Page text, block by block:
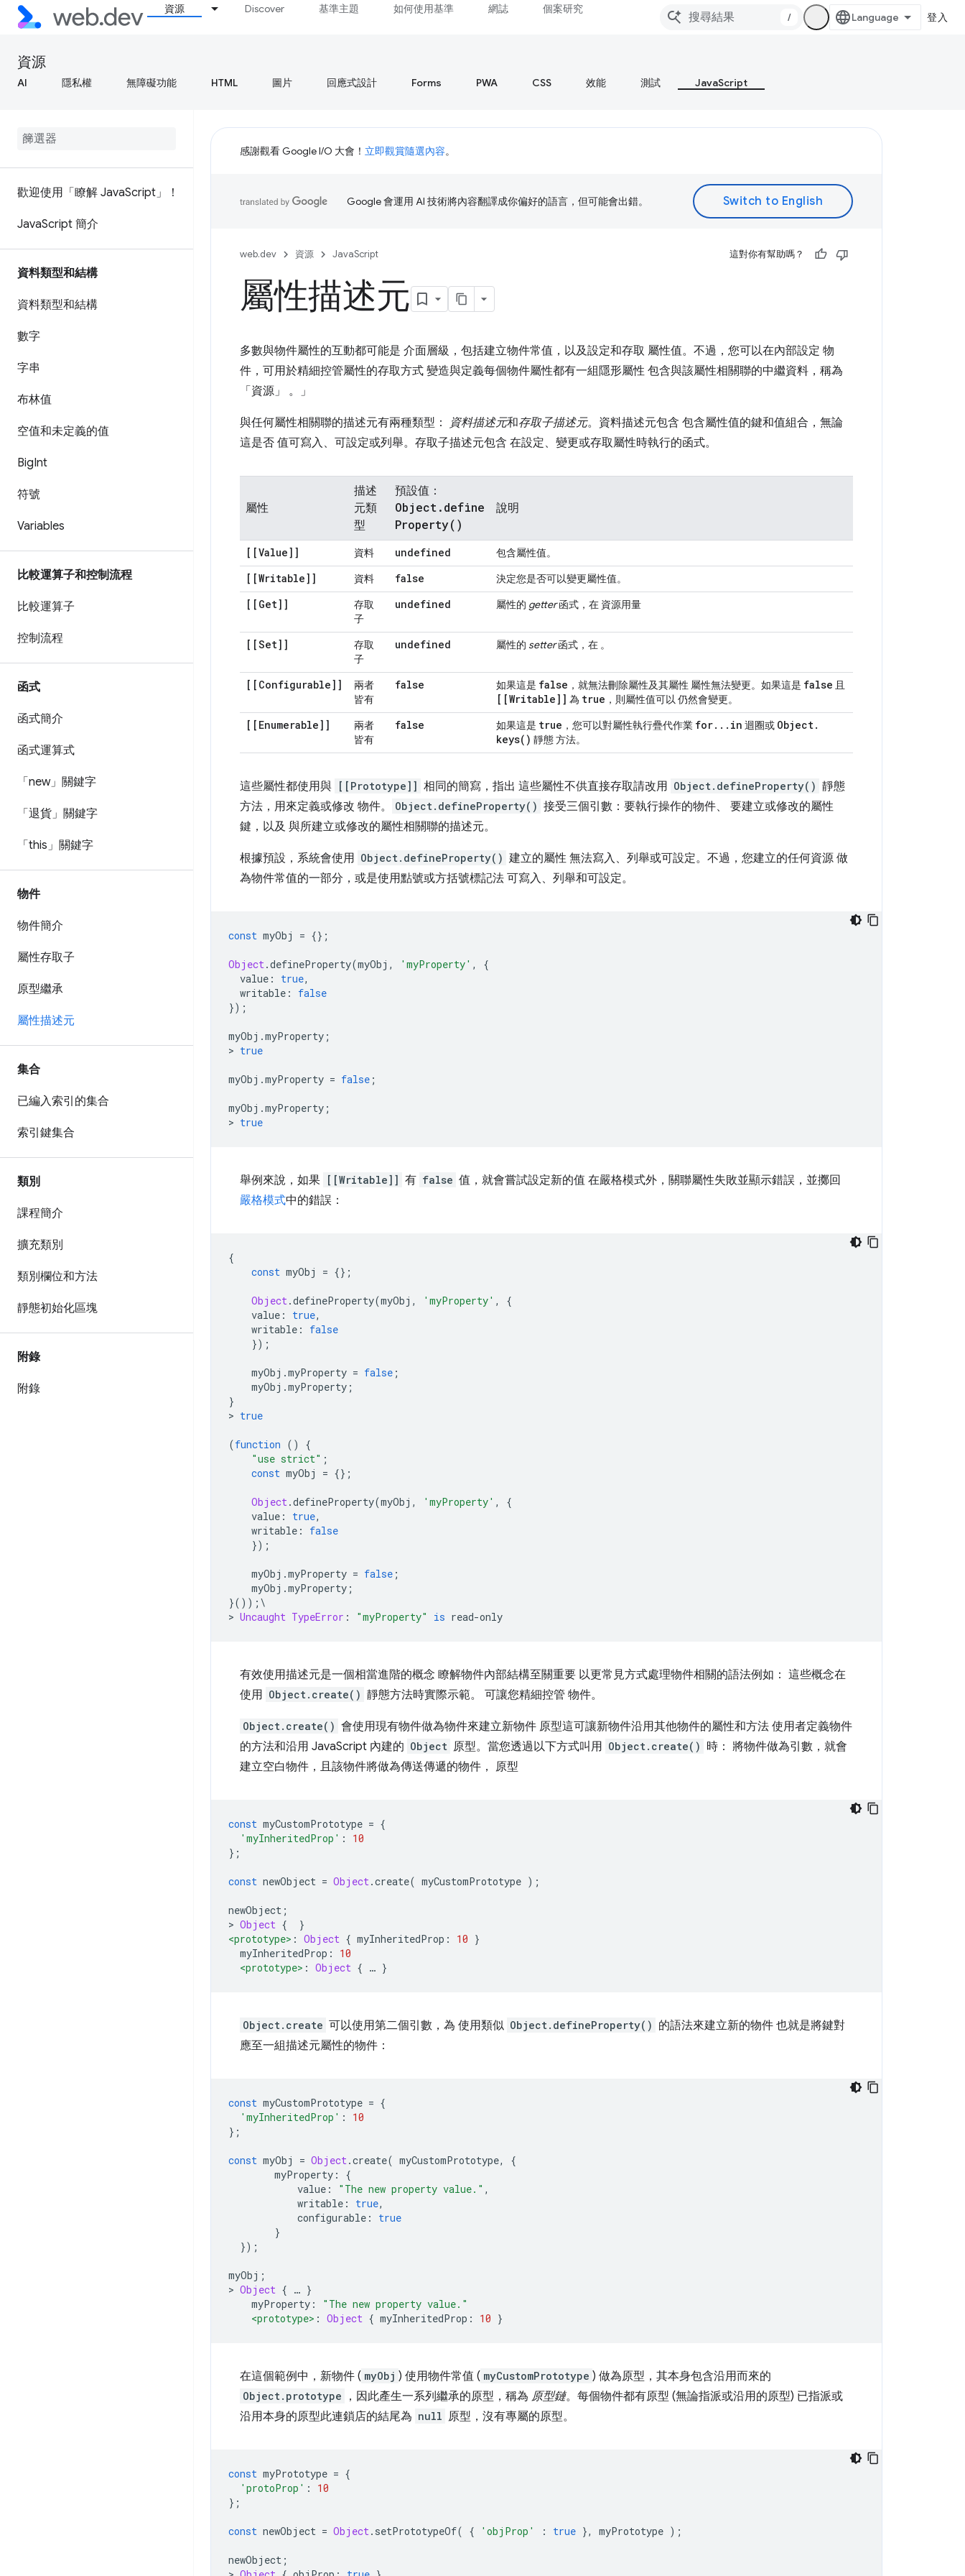
資源 Discover 基準主題 如何使用基準 網誌 個案研究
/ 登入
資源
AI 隱私權 無障礙功能 HTML 圖片 回應式設計 Forms PWA CSS 效能 測試 JavaScript
歡迎使用「瞭解 JavaScript」！
JavaScript 簡介
資料類型和結構
資料類型和結構
數字
字串
布林值
空值和未定義的值
BigInt
符號
Variables
比較運算子和控制流程
比較運算子
控制流程
函式
函式簡介
函式運算式
「new」關鍵字
「退貨」關鍵字
「this」關鍵字
物件
物件簡介
屬性存取子
原型繼承
屬性描述元
集合
已編入索引的集合
索引鍵集合
類別
課程簡介
擴充類別
類別欄位和方法
靜態初始化區塊
附錄
附錄
感謝觀看 Google I/O 大會！ 立即觀賞隨選內容。
Google 會運用 AI 技術將內容翻譯成你偏好的語言，但可能會出錯。
web.dev 資源 JavaScript 這對你有幫助嗎？
屬性描述元
多數與物件屬性的互動都可能是 介面層級，包括建立物件常值，以及設定和存取 屬性值。不過，您可以在內部設定 物
件，可用於精細控管屬性的存取方式 變造與定義每個物件屬性都有一組隱形屬性 包含與該屬性相關聯的中繼資料，稱為
「資源」 。」
與任何屬性相關聯的描述元有兩種類型： 資料描述元和存取子描述元。資料描述元包含 包含屬性值的鍵和值組合，無論
這是否 值可寫入、可設定或列舉。存取子描述元包含 在設定、變更或存取屬性時執行的函式。
屬性
描述
元類
型
預設值：
Object.define
Property()
說明
[[Value]] 資料 undefined 包含屬性值。
[[Writable]] 資料 false 決定您是否可以變更屬性值。
[[Get]]
存取
子
undefined 屬性的 getter函式，在 資源用量
[[Set]]
存取
子
undefined 屬性的 setter函式，在 。
[[Configurable]]
兩者
皆有
false 如果這是 false ，就無法刪除屬性及其屬性 屬性無法變更。如果這是 false 且
[[Writable]] 為 true ，則屬性值可以 仍然會變更。
[[Enumerable]]
兩者
皆有
false 如果這是 true ，您可以對屬性執行疊代作業 for. . . in 迴圈或 Object.
keys( ) 靜態 方法。
這些屬性都使用與 [[Prototype]] 相同的簡寫，指出 這些屬性不供直接存取請改用 Object.defineProperty() 靜態
方法，用來定義或修改 物件。
Object.defineProperty() 接受三個引數：要執行操作的物件、 要建立或修改的屬性
鍵，以及 與所建立或修改的屬性相關聯的描述元。
根據預設，系統會使用 Object.defineProperty() 建立的屬性 無法寫入、列舉或可設定。不過，您建立的任何資源 做
為物件常值的一部分，或是使用點號或方括號標記法 可寫入、列舉和可設定。
const myObj = {};
Object.defineProperty(myObj , 'myProperty' ,
{
value : true,
writable :
false
});
myObj .myProperty ;
> true
myObj .myProperty = false ;
myObj .myProperty ;
> true
舉例來說，如果 [[Writable]] 有 false 值，就會嘗試設定新的值 在嚴格模式外，關聯屬性失敗並顯示錯誤，並擲回
嚴格模式中的錯誤：
{
const myObj = {};
Object.defineProperty(myObj , 'myProperty' ,
{
value : true,
writable :
false
});
myObj .myProperty = false ;
myObj .myProperty ;
}
> true
(function ()
{
"use strict" ;
const myObj = {};
Object.defineProperty(myObj , 'myProperty' ,
{
value : true,
writable :
false
});
myObj .myProperty = false ;
myObj .myProperty ;
}());\
> Uncaught TypeError : "myProperty" is read-only
有效使用描述元是一個相當進階的概念 瞭解物件內部結構至關重要 以更常見方式處理物件相關的語法例如： 這些概念在
使用 Object.create() 靜態方法時實際示範。 可讓您精細控管 物件。
Object.create() 會使用現有物件做為物件來建立新物件 原型這可讓新物件沿用其他物件的屬性和方法 使用者定義物件
的方法和沿用 JavaScript 內建的 Object 原型。當您透過以下方式叫用 Object.create() 時： 將物件做為引數，就會
建立空白物件，且該物件將做為傳送傳遞的物件， 原型
const myCustomPrototype = {
'myInheritedProp' :
10
};
const newObject = Object.create( myCustomPrototype );
newObject ;
> Object {
}
<prototype> : Object { myInheritedProp : 10 }
myInheritedProp :
10
<prototype> : Object { … }
Object.create 可以使用第二個引數，為 使用類似 Object.defineProperty() 的語法來建立新的物件 也就是將鍵對
應至一組描述元屬性的物件：
const myCustomPrototype = {
'myInheritedProp' :
10
};
const myObj = Object.create( myCustomPrototype,
{
myProperty :
{
value : "The new property value." ,
writable : true,
configurable :
true
}
});
myObj ;
> Object { … }
myProperty :
"The new property value."
<prototype> : Object { myInheritedProp : 10 }
在這個範例中，新物件 ( myObj ) 使用物件常值 ( myCustomPrototype ) 做為原型，其本身包含沿用而來的
Object.prototype ，因此產生一系列繼承的原型，稱為 原型鏈。每個物件都有原型 (無論指派或沿用的原型) 已指派或
沿用本身的原型此連鎖店的結尾為 null 原型，沒有專屬的原型。
const myPrototype = {
'protoProp' :
10
};
const newObject = Object. setPrototypeOf( { 'objProp' : true }, myPrototype );
newObject ;